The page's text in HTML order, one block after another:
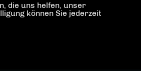
die uns helfen, unser
können Sie jederzeit